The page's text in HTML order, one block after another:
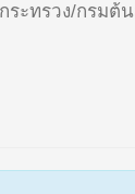
ระทรวง/กรมต้